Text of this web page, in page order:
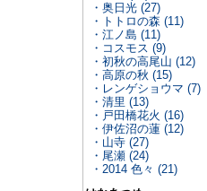
・奥日光 (27)
・トトロの森 (11)
・江ノ島 (11)
・コスモス (9)
・初秋の高尾山 (12)
・高原の秋 (15)
・レンゲショウマ (7)
・清里 (13)
・戸田橋花火 (16)
・伊佐沼の蓮 (12)
・山寺 (27)
・尾瀬 (24)
・2014 色々 (21)